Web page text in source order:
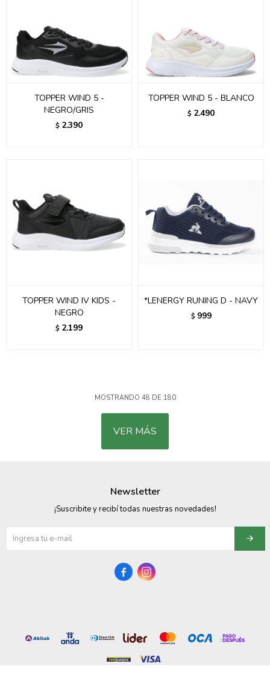
TOPPER WIND 5 -
NEGRO/GRIS
$ 2.390
TOPPER WIND 5 - BLANCO
$ 2.490
TOPPER WIND IV KIDS -
NEGRO
$ 2.199
*LENERGY RUNING D - NAVY
$ 999
MOSTRANDO 48 DE 180
VER MÁS
Newsletter
¡Suscribite y recibí todas nuestras novedades!
 